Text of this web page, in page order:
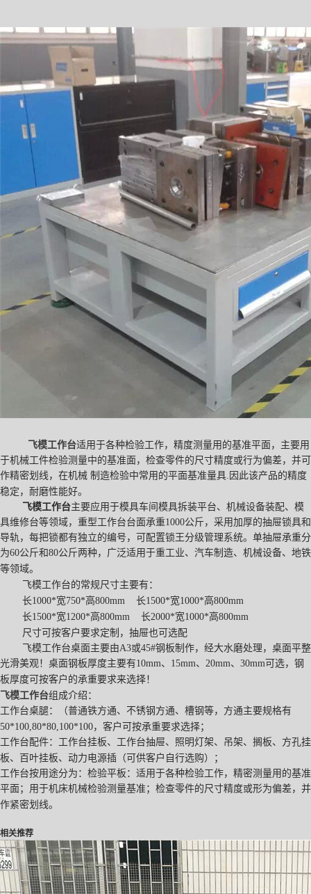
飞模工作台适用于各种检验工作，精度测量用的基准平面，主要用
于机械工件检验测量中的基准面，检查零件的尺寸精度或行为偏差，并可
作精密划线，在机械 制造检验中常用的平面基准量具. 因此该产品的精度
稳定，耐磨性能好。
飞模工作台主要应用于模具车间模具拆装平台、机械设备装配、模
具维修台等领域，重型工作台台面承重1000公斤，采用加厚的抽屉锁具和
导轨，每把锁都有独立的编号，可配置锁王分级管理系统。单抽屉承重分
为60公斤和80公斤两种，广泛适用于重工业、汽车制造、机械设备、地铁
等领域。
飞模工作台的常规尺寸主要有：
长1000*宽750*高800mm 长1500*宽1000*高800mm
长1500*宽1200*高800mm 长2000*宽1000*高800mm
尺寸可按客户要求定制，抽屉也可选配
飞模工作台桌面主要由A3或45#钢板制作，经大水磨处理，桌面平整
光滑美观！桌面钢板厚度主要有10mm、 15mm、 20mm、 30mm可选，钢
板厚度可按客户的承重要求来选择！
飞模工作台组成介绍：
工作台桌腿：（普通铁方通、不锈钢方通、槽钢等，方通主要规格有
50*100,80*80,100*100，客户可按承重要求选择；
工作台配件：工作台挂板、工作台抽屉、照明灯架、吊架、搁板、方孔挂
板、百叶挂板、动力电源插（可供客户自行选购）
；
工作台按用途分为：检验平板：适用于各种检验工作，精密测量用的基准
平面；用于机床机械检验测量基准；检查零件的尺寸精度或形为偏差，并
作紧密划线。
相关推荐